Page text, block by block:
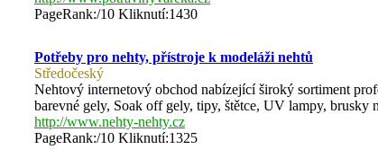
PageRank:/10 Kliknutí:1430
Potřeby pro nehty, přístroje k modeláži nehtů
Středočeský
Nehtový internetový obchod nabízející široký sortiment
barevné gely, Soak off gely, tipy, štětce, UV lampy, brusky
http://www.nehty-nehty.cz
PageRank:/10 Kliknutí:1325